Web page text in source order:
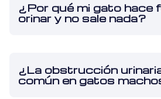
¿Por qué mi gato hace
orinar y no sale nada?
¿La obstrucción
común en gatos